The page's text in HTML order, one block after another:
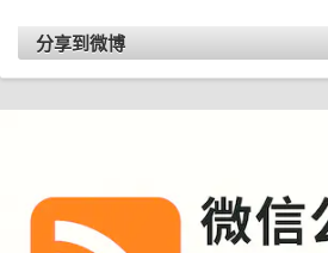
分享到微博